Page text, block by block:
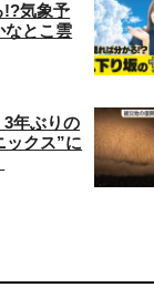
!?気象予
なとこ雲
3年ぶりの
クス”に